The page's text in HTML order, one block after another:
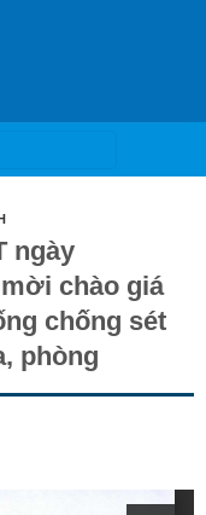
ngày
chào giá
chống sét
phòng